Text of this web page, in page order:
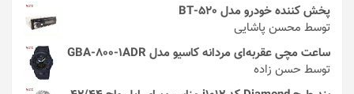
پخش کننده خودرو مدل 520-BT
توسط محسن پاشایی
ساعت مچی عقربه‌ای مردانه کاسیو مدل GBA-800-1ADR
توسط حسن زاده